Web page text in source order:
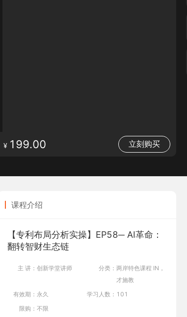
¥ 199.00
课程介绍
【专利布局分析实操】EP58─ AI革命：
翻转智财生态链
主 讲： 创新学堂讲师 分类： 两岸特色课程 IN，
才施教
有效期： 永久 学习人数： 101
限购： 不限